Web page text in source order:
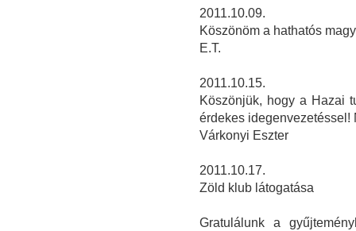
2011.10.09.
Köszönöm a hathatós
E.T.
2011.10.15.
Köszönjük, hogy a Hazai
érdekes idegenvezetéssel!
Várkonyi Eszter
2011.10.17.
Zöld klub látogatása
Gratulálunk a